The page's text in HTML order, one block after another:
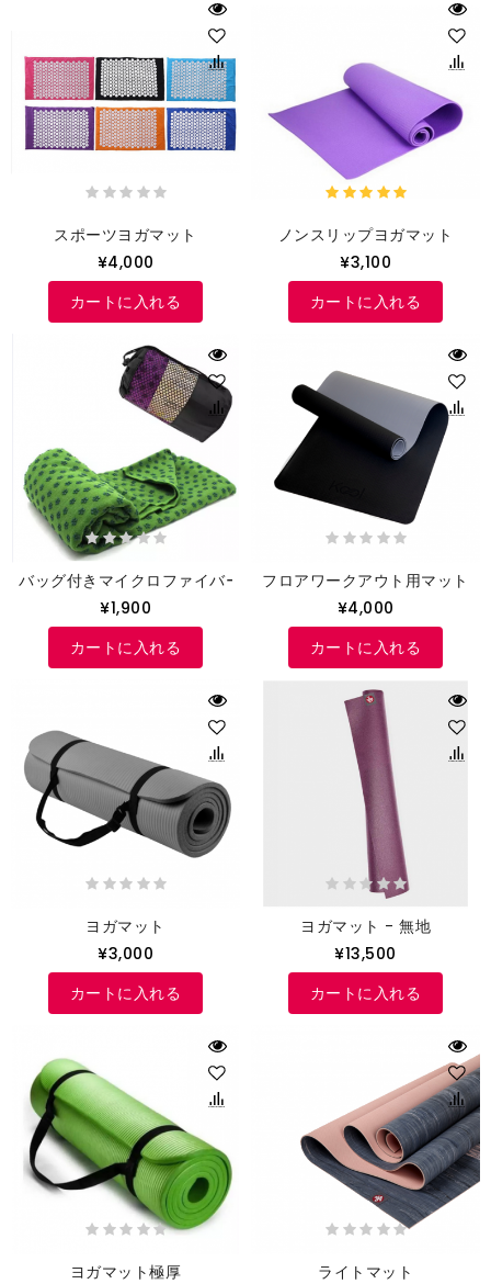
スポーツヨガマット
¥4,000
カートに入れる
ノンスリップヨガマット
¥3,100
カートに入れる
バッグ付きマイクロファイバータオル
¥1,900
カートに入れる
フロアワークアウト用マット
¥4,000
カートに入れる
ヨガマット
¥3,000
カートに入れる
ヨガマット - 無地
¥13,500
カートに入れる
ヨガマット極厚
ライトマット